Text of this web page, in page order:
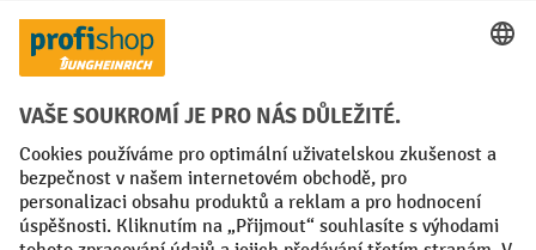
Faktura
Sociální sítě
Facebook
YouTubeLinkedIn